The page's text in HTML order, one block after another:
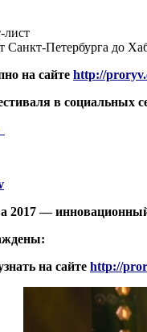
лист
Санкт-Петербурга до
на сайте http://
в социальных
2017 —
на сайте http://